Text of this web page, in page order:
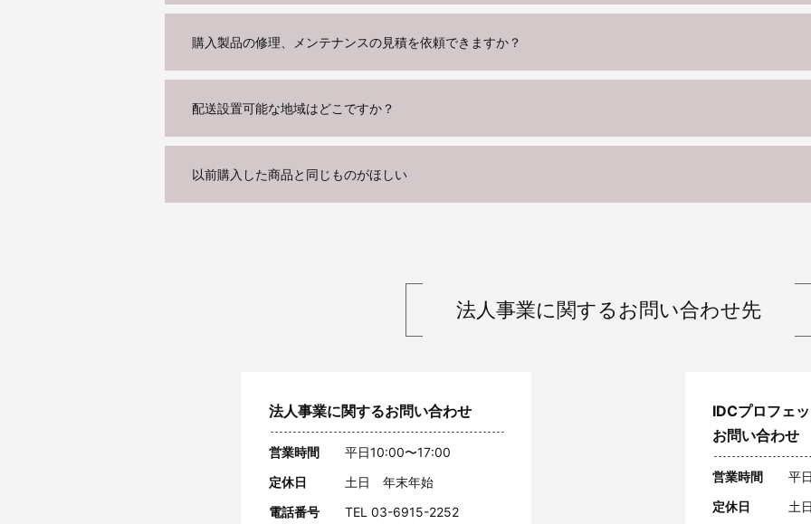
購入製品の修理、メンテナンスの見積を依頼できますか？
配送設置可能な地域はどこですか？
以前購入した商品と同じものがほしい
法人事業に関する お問い合わせ先
法人事業に関するお問い合わせ
営業時間
平日10:00〜17:00
定休日
土日 年末年始
電話番号
TEL 03-6915-2252
IDCプロフェ
お問い合わせ
営業時間
平
定休日
土